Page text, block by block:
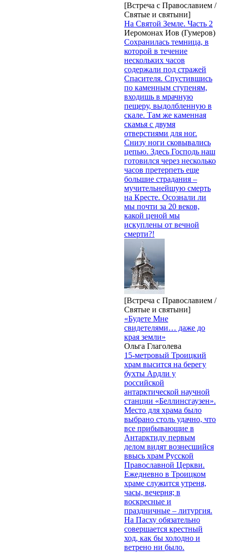
[Встреча с Православием /
Святые и святыни]
На Святой Земле. Часть 2
Иеромонах Иов (Гумеров)
Сохранилась темница, в
которой в течение
нескольких часов
содержали под стражей
Спасителя. Спустившись
по каменным ступеням,
входишь в мрачную
пещеру, выдолбленную в
скале. Там же каменная
скамья с двумя
отверстиями для ног.
Снизу ноги сковывались
цепью. Здесь Господь наш
готовился через несколько
часов претерпеть еще
большие страдания –
мучительнейшую смерть
на Кресте. Осознали ли
мы почти за 20 веков,
какой ценой мы
искуплены от вечной
смерти?!
[Встреча с Православием /
Святые и святыни]
«Будете Мне
свидетелями… даже до
края земли»
Ольга Глаголева
15-метровый Троицкий
храм высится на берегу
бухты Ардли у
российской
антарктической научной
станции «Беллинсгаузен».
Место для храма было
выбрано столь удачно, что
все прибывающие в
Антарктиду первым
делом видят вознесшийся
ввысь храм Русской
Православной Церкви.
Ежедневно в Троицком
храме служится утреня,
часы, вечерня; в
воскресные и
праздничные – литургия.
На Пасху обязательно
совершается крестный
ход, как бы холодно и
ветрено ни было.